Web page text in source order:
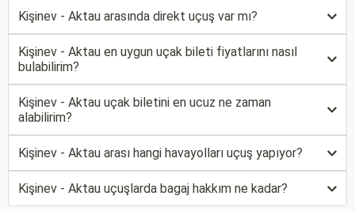
Kişinev - Aktau arasında direkt uçuş var mı?
Kişinev - Aktau en uygun uçak bileti fiyatlarını nasıl
bulabilirim?
Kişinev - Aktau uçak biletini en ucuz ne zaman
alabilirim?
Kişinev - Aktau arası hangi havayolları uçuş yapıyor?
Kişinev - Aktau uçuşlarda bagaj hakkım ne kadar?